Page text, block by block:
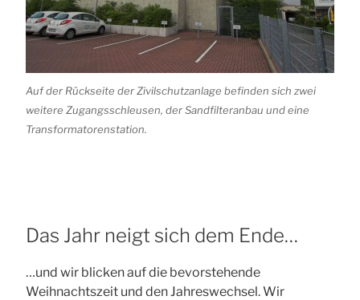
Auf der Rückseite der Zivilschutzanlage befinden sich zwei
weitere Zugangsschleusen, der Sandfilteranbau und eine
Transformatorenstation.
Das Jahr neigt sich dem Ende…
…und wir blicken auf die bevorstehende
Weihnachtszeit und den Jahreswechsel. Wir